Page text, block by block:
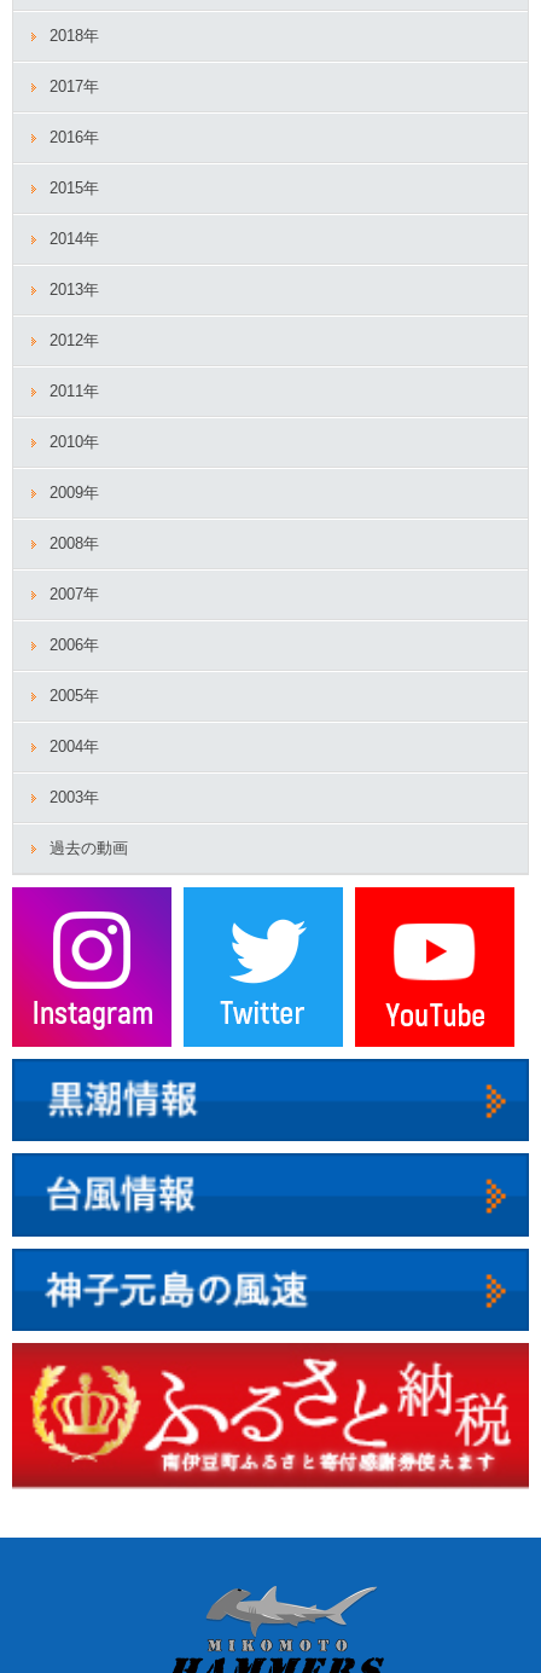
2018年
2017年
2016年
2015年
2014年
2013年
2012年
2011年
2010年
2009年
2008年
2007年
2006年
2005年
2004年
2003年
過去の動画